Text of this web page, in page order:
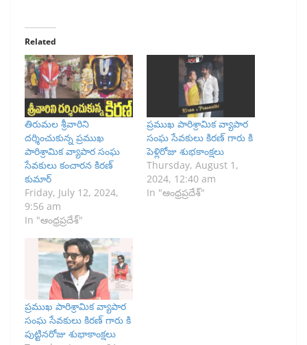
Related
తిరుమల శ్రీవారిని
దర్శించుకున్న ప్రముఖ
పారిశ్రామిక వ్యాపార సంఘ
సేవకులు కంచారన కిరణ్
కుమార్
Friday, July 12, 2024,
9:56 am
In "ఆంధ్రప్రదేశ్"
ప్రముఖ పారిశ్రామిక వ్యాపార
సంఘ సేవకులు కిరణ్ గారు కి
పెళ్లిరోజు శుభకాంక్షలు
Thursday, August 1,
2024, 12:40 am
In "ఆంధ్రప్రదేశ్"
ప్రముఖ పారిశ్రామిక వ్యాపార
సంఘ సేవకులు కిరణ్ గారు కి
పుట్టినరోజు శుభాకాంక్షలు